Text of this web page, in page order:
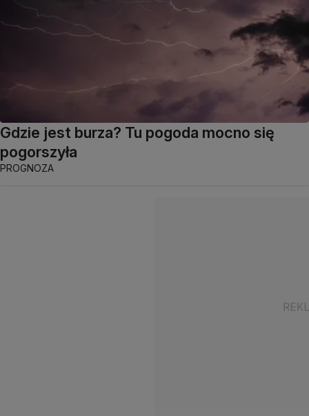
Gdzie jest burza? Tu pogoda mocno się
pogorszyła
PROGNOZA